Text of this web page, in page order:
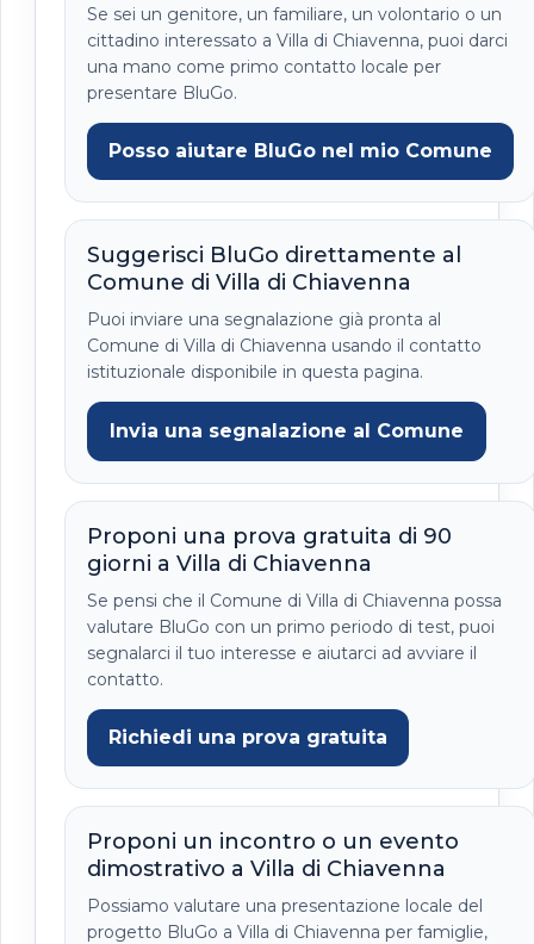
Se sei un genitore, un familiare, un volontario o un
cittadino interessato a Villa di Chiavenna, puoi darci
una mano come primo contatto locale per
presentare BluGo.
Posso aiutare BluGo nel mio Comune
Suggerisci BluGo direttamente al
Comune di Villa di Chiavenna
Puoi inviare una segnalazione già pronta al
Comune di Villa di Chiavenna usando il contatto
istituzionale disponibile in questa pagina.
Invia una segnalazione al Comune
Proponi una prova gratuita di 90
giorni a Villa di Chiavenna
Se pensi che il Comune di Villa di Chiavenna possa
valutare BluGo con un primo periodo di test, puoi
segnalarci il tuo interesse e aiutarci ad avviare il
contatto.
Richiedi una prova gratuita
Proponi un incontro o un evento
dimostrativo a Villa di Chiavenna
Possiamo valutare una presentazione locale del
progetto BluGo a Villa di Chiavenna per famiglie,